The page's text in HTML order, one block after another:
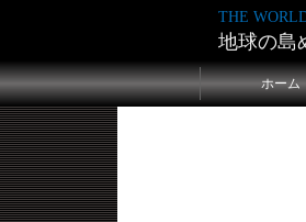
THE
地球の
ホーム